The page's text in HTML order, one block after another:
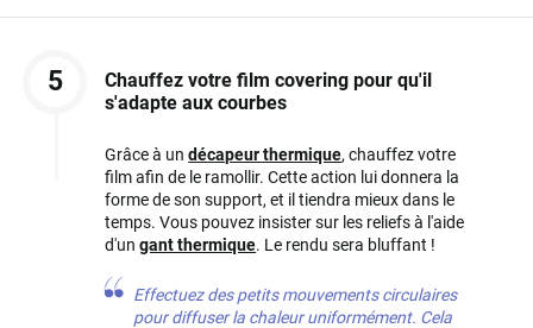
5
Chauffez votre film covering pour qu'il
s'adapte aux courbes
Grâce à undécapeur thermique, chauffez votre
film afin de le ramollir. Cette action lui donnera la
forme de son support, et il tiendra mieux dans le
temps. Vous pouvez insister sur les reliefs à l'aide
d'ungant thermique. Le rendu sera bluffant !
Effectuez des petits mouvements circulaires
pour diffuser la chaleur uniformément. Cela